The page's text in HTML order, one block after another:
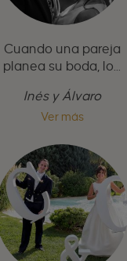
Cuando una pareja
planea su boda, lo...
Inés y Álvaro
Ver más